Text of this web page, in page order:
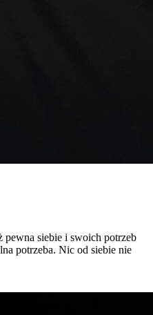
pewna siebie i swoich potrzeb
potrzeba. Nic od siebie nie